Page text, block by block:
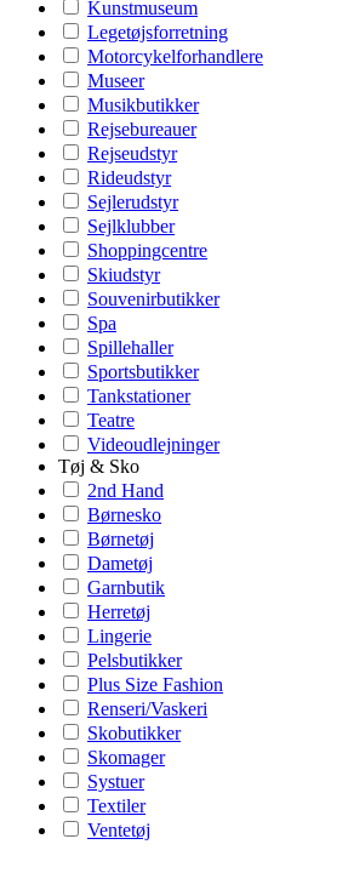
Kunstmuseum
Legetøjsforretning
Motorcykelforhandlere
Museer
Musikbutikker
Rejsebureauer
Rejseudstyr
Rideudstyr
Sejlerudstyr
Sejlklubber
Shoppingcentre
Skiudstyr
Souvenirbutikker
Spa
Spillehaller
Sportsbutikker
Tankstationer
Teatre
Videoudlejninger
Tøj & Sko
2nd Hand
Børnesko
Børnetøj
Dametøj
Garnbutik
Herretøj
Lingerie
Pelsbutikker
Plus Size Fashion
Renseri/Vaskeri
Skobutikker
Skomager
Systuer
Textiler
Ventetøj